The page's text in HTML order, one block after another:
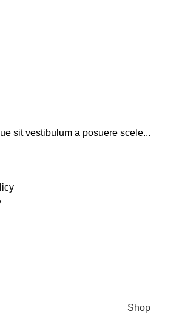
sit vestibulum a posuere scele...
Shop